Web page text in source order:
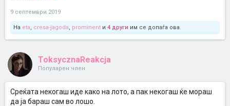
9 септември 2019
На eta, cresa-jagoda, prominent и 4 други им се допаѓа ова.
ToksycznaReakcja
Популарен член
Среќата некогаш иде како на лото, а пак некогаш ќе мораш
да ја бараш сам во лошо.